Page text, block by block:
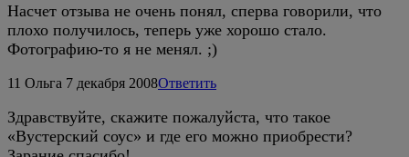
Насчет отзыва не очень понял, сперва говорили, что
плохо получилось, теперь уже хорошо стало.
Фотографию-то я не менял. ;)
11 Ольга 7 декабря 2008Ответить
Здравствуйте, скажите пожалуйста, что такое
«Вустерский соус» и где его можно приобрести?